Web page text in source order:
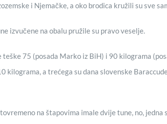
i Njemačke, a oko brodica kružili su sve
izvučene na obalu pružile su pravo veselje.
75 (posada Marko iz BiH) i 90 kilograma
kilograma, a trećega su dana slovenske
na štapovima imale dvije tune, no,